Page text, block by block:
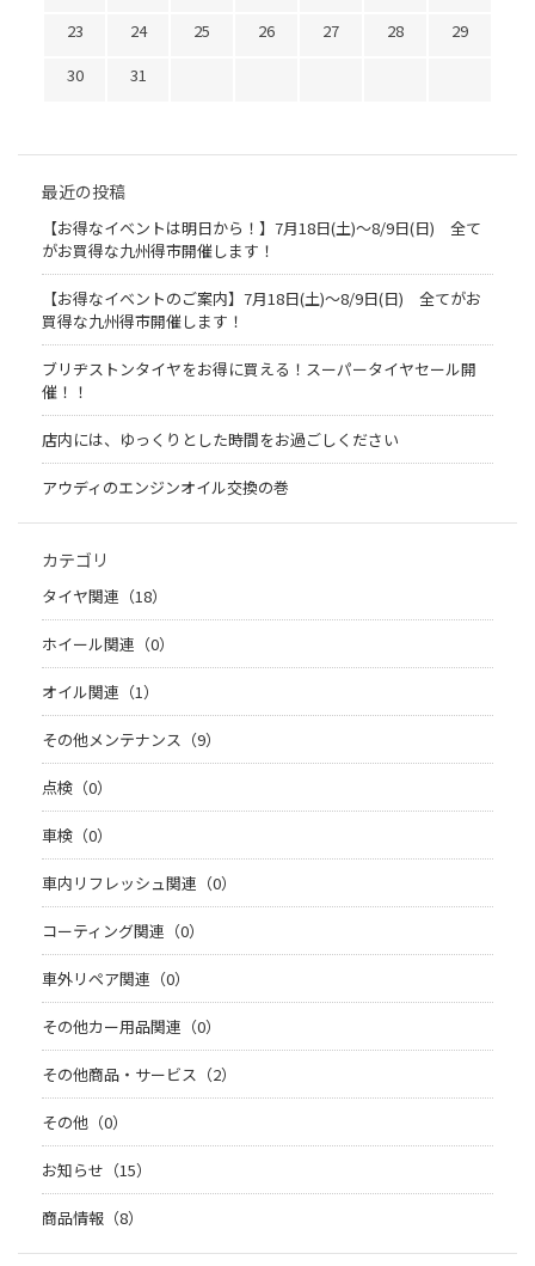
23
24 25 26 27 28
29
30
31
最近の投稿
【お得なイベントは明日から！】7月18日(土)～8/9日(日) 全て
がお買得な九州得市開催します！
【お得なイベントのご案内】7月18日(土)～8/9日(日) 全てがお
買得な九州得市開催します！
ブリヂストンタイヤをお得に買える！スーパータイヤセール開
催！！
店内には、ゆっくりとした時間をお過ごしください
アウディのエンジンオイル交換の巻
カテゴリ
タイヤ関連（18）
ホイール関連（0）
オイル関連（1）
その他メンテナンス（9）
点検（0）
車検（0）
車内リフレッシュ関連（0）
コーティング関連（0）
車外リペア関連（0）
その他カー用品関連（0）
その他商品・サービス（2）
その他（0）
お知らせ（15）
商品情報（8）